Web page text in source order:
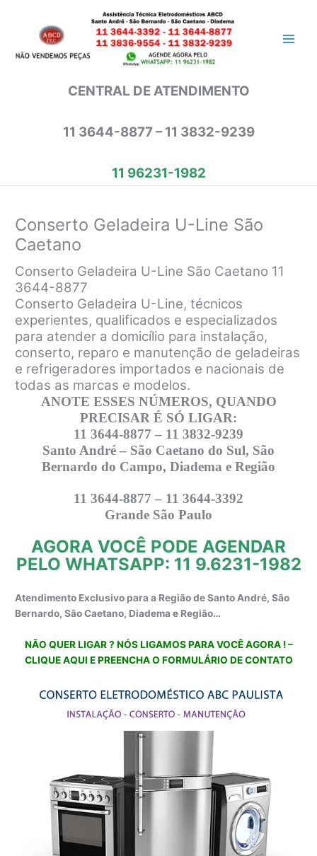
conteúdo
CENTRAL DE ATENDIMENTO
11 3644-8877 – 11 3832-9239
11 96231-1982
Conserto Geladeira U-Line São
Caetano
Conserto Geladeira U-Line São Caetano 11
3644-8877
Conserto Geladeira U-Line, técnicos
experientes, qualificados e especializados
para atender a domicílio para instalação,
conserto, reparo e manutenção de geladeiras
e refrigeradores importados e nacionais de
todas as marcas e modelos.
ANOTE ESSES NÚMEROS, QUANDO
PRECISAR É SÓ LIGAR:
11 3644-8877 – 11 3832-9239
Santo André – São Caetano do Sul, São
Bernardo do Campo, Diadema e Região
11 3644-8877 – 11 3644-3392
Grande São Paulo
AGORA VOCÊ PODE AGENDAR
PELO WHATSAPP: 11 9.6231-1982
Atendimento Exclusivo para a Região de Santo André, São
Bernardo, São Caetano, Diadema e Região…
NÃO QUER LIGAR ? NÓS LIGAMOS PARA VOCÊ AGORA ! –
CLIQUE AQUI E PREENCHA O FORMULÁRIO DE CONTATO